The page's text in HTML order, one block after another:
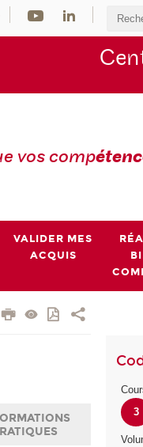
vos comp
VALIDER MES
ACQUIS
3